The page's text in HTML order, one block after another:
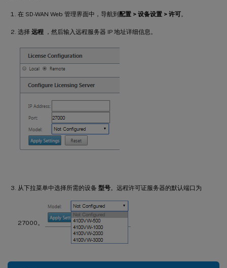
在 SD-WAN Web 管理界面中，导航到配置 > 设备设置 > 许可。
选择 远程 ，然后输入远程服务器 IP 地址详细信息。
从下拉菜单中选择所需的设备 型号。远程许可证服务器的默认端口为
27000。